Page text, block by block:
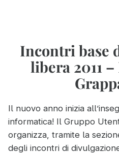
del
Grappa
(VI)”
Incontri base
libera 2011
Il nuovo anno inizia
informatica! Il Gruppo
organizza, tramite la
degli incontri di